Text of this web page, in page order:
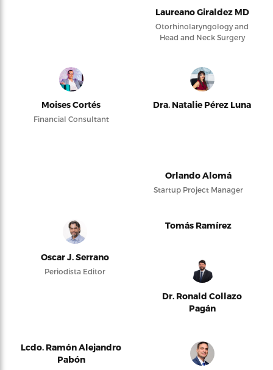
Laureano Giraldez MD
Otorhinolaryngology and
Head and Neck Surgery
Moises Cortés
Financial Consultant
Dra. Natalie Pérez Luna
Orlando Alomá
Startup Project Manager
Oscar J. Serrano
Periodista Editor
Tomás Ramírez
Dr. Ronald Collazo
Pagán
Lcdo. Ramón Alejandro
Pabón